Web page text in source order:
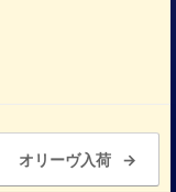
オリーヴ入荷 →